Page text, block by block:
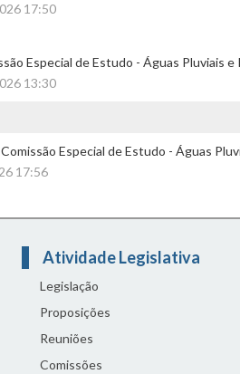
17:50
Especial de Estudo - Águas Pluviais
13:30
Especial de Estudo - Águas
17:56
Atividade Legislativa
Legislação
Proposições
Reuniões
Comissões